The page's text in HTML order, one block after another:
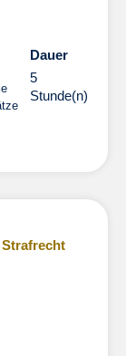
Dauer
5
Stunde(n)